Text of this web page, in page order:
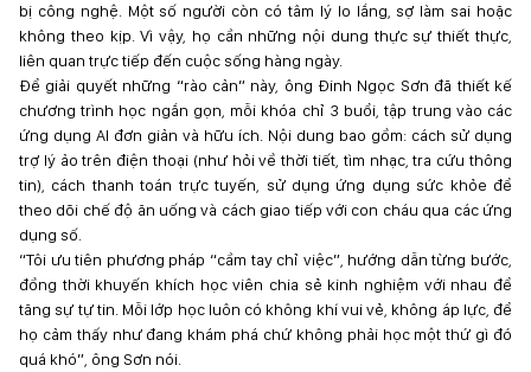
bị công nghệ. Một số người còn có tâm lý lo lắng, sợ làm sai hoặc
không theo kịp. Vì vậy, họ cần những nội dung thực sự thiết thực,
liên quan trực tiếp đến cuộc sống hàng ngày.
Để giải quyết những “rào cản” này, ông Đinh Ngọc Sơn đã thiết kế
chương trình học ngắn gọn, mỗi khóa chỉ 3 buổi, tập trung vào các
ứng dụng AI đơn giản và hữu ích. Nội dung bao gồm: cách sử dụng
trợ lý ảo trên điện thoại (như hỏi về thời tiết, tìm nhạc, tra cứu thông
tin), cách thanh toán trực tuyến, sử dụng ứng dụng sức khỏe để
theo dõi chế độ ăn uống và cách giao tiếp với con cháu qua các ứng
dụng số.
“Tôi ưu tiên phương pháp “cầm tay chỉ việc”, hướng dẫn từng bước,
đồng thời khuyến khích học viên chia sẻ kinh nghiệm với nhau để
tăng sự tự tin. Mỗi lớp học luôn có không khí vui vẻ, không áp lực, để
họ cảm thấy như đang khám phá chứ không phải học một thứ gì đó
quá khó”, ông Sơn nói.